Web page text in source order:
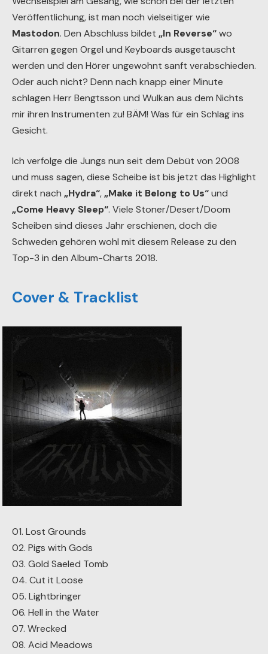
Veröffentlichung, ist man noch vielseitiger wie
Mastodon. Den Abschluss bildet „In Reverse“wo
Gitarren gegen Orgel und Keyboards ausgetauscht
werden und den Hörer ungewohnt sanft verabschieden.
Oder auch nicht? Denn nach knapp einer Minute
schlagen Herr Bengtsson und Wulkan aus dem Nichts
mir ihren Instrumenten zu! BÄM! Was für ein Schlag ins
Gesicht.
Ich verfolge die Jungs nun seit dem Debüt von 2008
und muss sagen, diese Scheibe ist bis jetzt das Highlight
direkt nach „Hydra“, „Make it Belong to Us“und
„Come Heavy Sleep“. Viele Stoner/Desert/Doom
Scheiben sind dieses Jahr erschienen, doch die
Schweden gehören wohl mit diesem Release zu den
Top-3 in den Album-Charts 2018.
Cover & Tracklist
01. Lost Grounds
02. Pigs with Gods
03. Gold Saeled Tomb
04. Cut it Loose
05. Lightbringer
06. Hell in the Water
07. Wrecked
08. Acid Meadows